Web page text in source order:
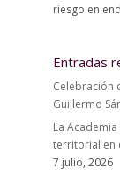
riesgo en
Entradas
Celebración
Guillermo
La
territorial en
7 julio, 2026